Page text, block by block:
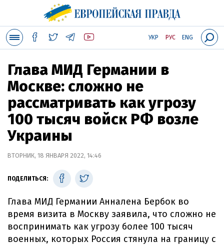
УКР РУС ENG
Глава МИД Германии в
Москве: сложно не
рассматривать как угрозу
100 тысяч войск РФ возле
Украины
ВТОРНИК, 18 ЯНВАРЯ 2022, 14:46
ПОДЕЛИТЬСЯ:
Глава МИД Германии Анналена Бербок во
время визита в Москву заявила, что сложно не
воспринимать как угрозу более 100 тысяч
военных, которых Россия стянула на границу с